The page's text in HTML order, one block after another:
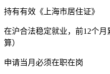
持有有效《上海市居住证》
在沪合法稳定就业，前12个
算）
申请当月必须在职在岗